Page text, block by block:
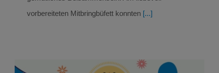
vorbereiteten Mitbringbüfett konnten [...]